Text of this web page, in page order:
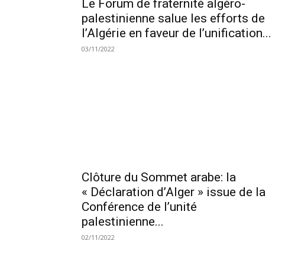
Le Forum de fraternité algéro-
palestinienne salue les efforts de
l’Algérie en faveur de l’unification...
03/11/2022
Clôture du Sommet arabe: la
« Déclaration d’Alger » issue de la
Conférence de l’unité
palestinienne...
02/11/2022